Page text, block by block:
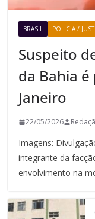
BRASIL POLICIA /
Suspeito
da Bahia
Janeiro
22/05/2026
Imagens:
integrante da
envolvimento na